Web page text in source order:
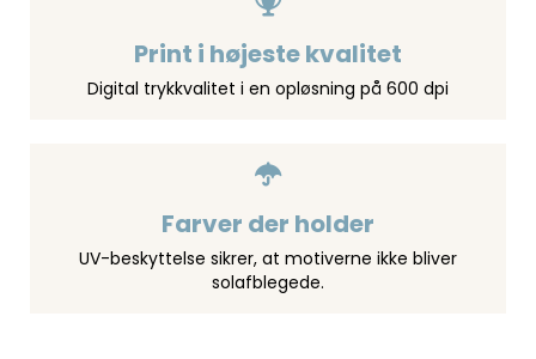
Print i højeste kvalitet
Digital trykkvalitet i en opløsning på 600 dpi
Farver der holder
UV-beskyttelse sikrer, at motiverne ikke bliver
solafblegede.